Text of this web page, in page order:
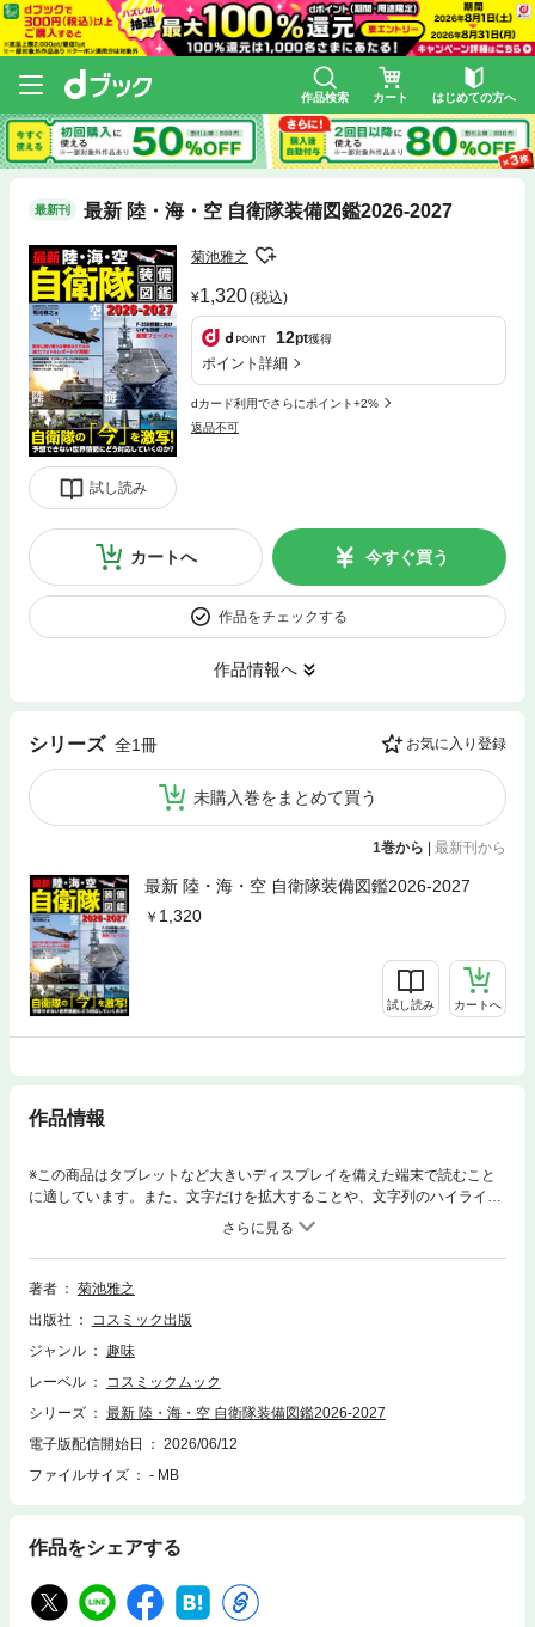
作品検索 カート はじめての方へ
最新刊 最新 陸・海・空 自衛隊装備図鑑2026-2027
試し読み
菊池雅之
1,320(税込)
12pt獲得
ポイント詳細
dカード利用でさらにポイント+2%
返品不可
カートへ 今すぐ買う
作品をチェックする
作品情報へ
シリーズ 全1冊 お気に入り登録
未購入巻をまとめて買う
1巻から | 最新刊から
最新 陸・海・空 自衛隊装備図鑑2026-2027
1,320
試し読み カートへ
作品情報
※この商品はタブレットなど大きいディスプレイを備えた端末で読むこと
に適しています。また、文字だけを拡大することや、文字列のハイライ
ト、検索、辞書の参照、引用などの機能が使用できません。自衛隊の
「今」を激写！予想できない世界情勢にどう対応していくのか？取材に明
け暮れる著者ならではの迫力フォト＆レポートが満載！・最新装備情報
F-35B、いずも、25式高速滑空弾…・自衛隊密着ルポ フィリピン「バリ
など
著者
菊池雅之
出版社
コスミック出版
ジャンル
趣味
レーベル
コスミックムック
シリーズ
最新 陸・海・空 自衛隊装備図鑑2026-2027
電子版配信開始日
2026/06/12
ファイルサイズ
- MB
作品をシェアする